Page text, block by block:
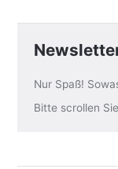
Nur Spaß!
Bitte scrollen